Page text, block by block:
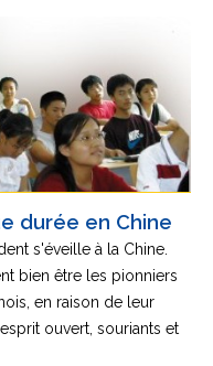
durée en Chine
s'éveille à la Chine.
bien être les pionniers
en raison de leur
ouvert, souriants et